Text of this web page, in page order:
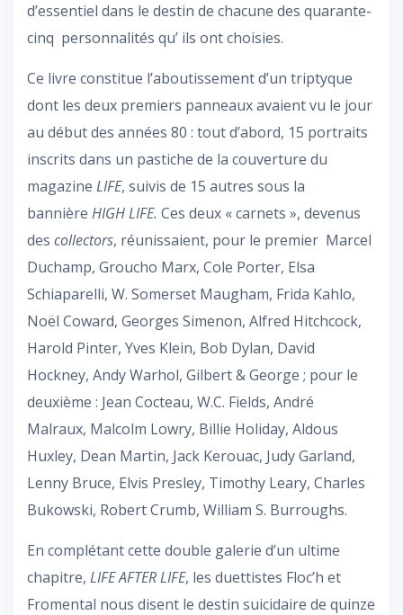
d’essentiel dans le destin de chacune des quarante-
cinq personnalités qu’ ils ont choisies.
Ce livre constitue l’aboutissement d’un triptyque
dont les deux premiers panneaux avaient vu le jour
au début des années 80 : tout d’abord, 15 portraits
inscrits dans un pastiche de la couverture du
magazine LIFE, suivis de 15 autres sous la
bannière HIGH LIFE. Ces deux « carnets », devenus
des collectors, réunissaient, pour le premier Marcel
Duchamp, Groucho Marx, Cole Porter, Elsa
Schiaparelli, W. Somerset Maugham, Frida Kahlo,
Noël Coward, Georges Simenon, Alfred Hitchcock,
Harold Pinter, Yves Klein, Bob Dylan, David
Hockney, Andy Warhol, Gilbert & George ; pour le
deuxième : Jean Cocteau, W.C. Fields, André
Malraux, Malcolm Lowry, Billie Holiday, Aldous
Huxley, Dean Martin, Jack Kerouac, Judy Garland,
Lenny Bruce, Elvis Presley, Timothy Leary, Charles
Bukowski, Robert Crumb, William S. Burroughs.
En complétant cette double galerie d’un ultime
chapitre, LIFE AFTER LIFE, les duettistes Floc’h et
Fromental nous disent le destin suicidaire de quinze